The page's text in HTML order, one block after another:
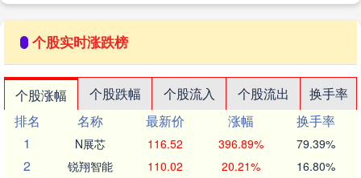
个股实时涨跌榜
个股涨幅 个股跌幅 个股流入 个股流出
换手率
排名
名称 最新价 涨幅
换手率
1
N展芯 116.52 396.89% 79.39%
2 锐翔智能 110.02 20.21% 16.80%